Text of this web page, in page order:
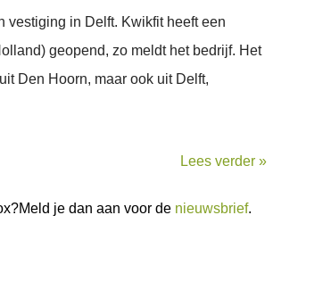
vestiging in Delft. Kwikfit heeft een
geopend, zo meldt het bedrijf. Het
Den Hoorn, maar ook uit Delft,
Lees verder »
je dan aan voor de nieuwsbrief.